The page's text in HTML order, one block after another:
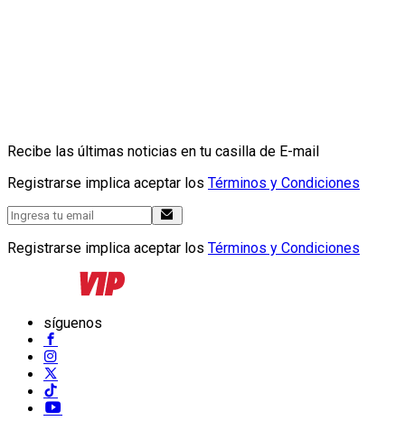
Recibe las últimas noticias en tu casilla de E-mail
Registrarse implica aceptar los Términos y Condiciones
Registrarse implica aceptar los Términos y Condiciones
síguenos